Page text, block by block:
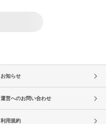
お知らせ
運営へのお問い合わせ
利用規約